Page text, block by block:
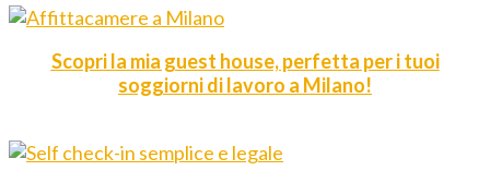
Scopri la mia guest house, perfetta per i tuoi
soggiorni di lavoro a Milano!